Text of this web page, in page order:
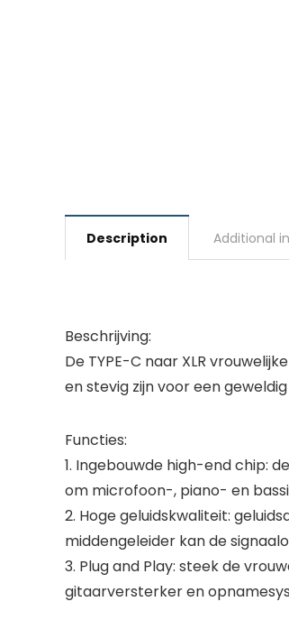
Description Additional
Beschrijving:
De TYPE-C naar XLR
en stevig zijn voor een geweldig
Functies:
1. Ingebouwde high-end chip:
om microfoon-, piano- en
2. Hoge geluidskwaliteit:
middengeleider kan de
3. Plug and Play: steek de
gitaarversterker en